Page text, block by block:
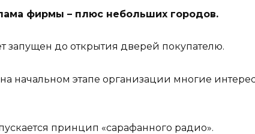
фирмы – плюс небольших городов.
запущен до открытия дверей покупателю.
начальном этапе организации многие
принцип «сарафанного радио».